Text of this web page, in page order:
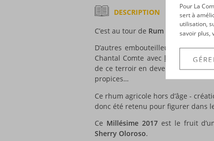
DESCRIPTION
C’est au tour de Rum Nationde
D’autres embouteilleurs
Chantal Comte avec l’Arbre du
de ce terroir en devenir où la
propices…
Ce rhum agricole hors d’âge -
donc été retenu pour figurer dans
Ce Millésime 2017est le fruit
Sherry Oloroso.
Pour La
sert à
utilisation,
savoir plus,